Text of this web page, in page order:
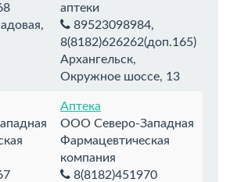
аптеки
89523098984,
8(8182)626262(доп.165)
Архангельск,
Окружное шоссе, 13
Аптека
ООО Северо-Западная
Фармацевтическая
компания
8(8182)451970